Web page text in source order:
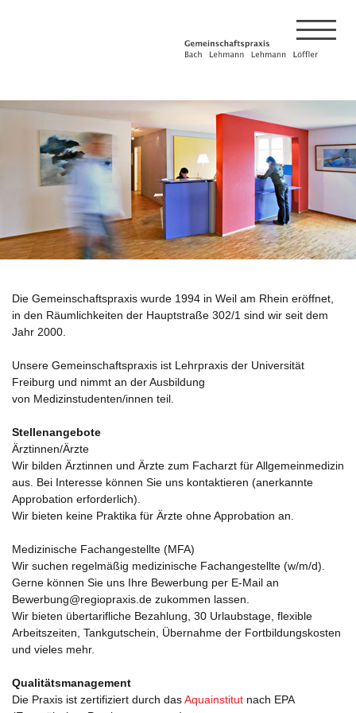
Die Gemeinschaftspraxis wurde 1994 in Weil am Rhein eröffnet,
in den Räumlichkeiten der Hauptstraße 302/1 sind wir seit dem
Jahr 2000.
Unsere Gemeinschaftspraxis ist Lehrpraxis der Universität
Freiburg und nimmt an der Ausbildung
von Medizinstudenten/innen teil.
Stellenangebote
Ärztinnen/Ärzte
Wir bilden Ärztinnen und Ärzte zum Facharzt für Allgemeinmedizin
aus. Bei Interesse können Sie uns kontaktieren (anerkannte
Approbation erforderlich).
Wir bieten keine Praktika für Ärzte ohne Approbation an.
Medizinische Fachangestellte (MFA)
Wir suchen regelmäßig medizinische Fachangestellte (w/m/d).
Gerne können Sie uns Ihre Bewerbung per E-Mail an
Bewerbung@regiopraxis.de zukommen lassen.
Wir bieten übertarifliche Bezahlung, 30 Urlaubstage, flexible
Arbeitszeiten, Tankgutschein, Übernahme der Fortbildungskosten
und vieles mehr.
Qualitätsmanagement
Die Praxis ist zertifiziert durch dasAquainstitut nach EPA